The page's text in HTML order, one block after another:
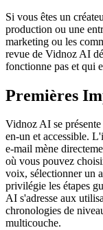
Si vous êtes un
production ou une
marketing ou les
revue de Vidnoz AI
fonctionne pas et qui
Premières
Vidnoz AI se
en-un et accessible.
e-mail mène
où vous pouvez
voix, sélectionner un
privilégie les étapes
AI s'adresse aux
chronologies de
multicouche.